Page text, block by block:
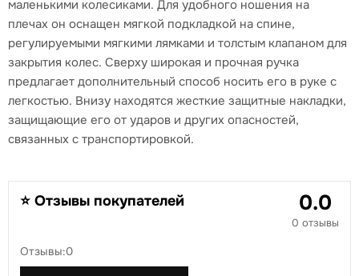
маленькими колесиками. Для удобного ношения на
плечах он оснащен мягкой подкладкой на спине,
регулируемыми мягкими лямками и толстым клапаном для
закрытия колес. Сверху широкая и прочная ручка
предлагает дополнительный способ носить его в руке с
легкостью. Внизу находятся жесткие защитные накладки,
защищающие его от ударов и других опасностей,
связанных с транспортировкой.
⭐ Отзывы покупателей 0.0
0 отзывы
Отзывы:0